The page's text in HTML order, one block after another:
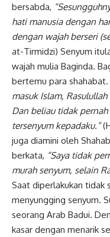
bersabda,
hati manusia dengan
dengan wajah berseri
at-Tirmidzi) Senyum
wajah mulia Baginda.
bertemu para shahabat.
masuk Islam,
Dan beliau tidak
tersenyum kepadaku.”
juga diamini oleh
berkata, “Saya tidak
murah senyum, selain
Saat diperlakukan tidak
menyungging senyum.
seorang Arab Badui.
kasar dengan menarik